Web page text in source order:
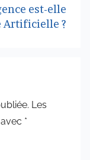
est-elle
Artificielle ?
Les
*